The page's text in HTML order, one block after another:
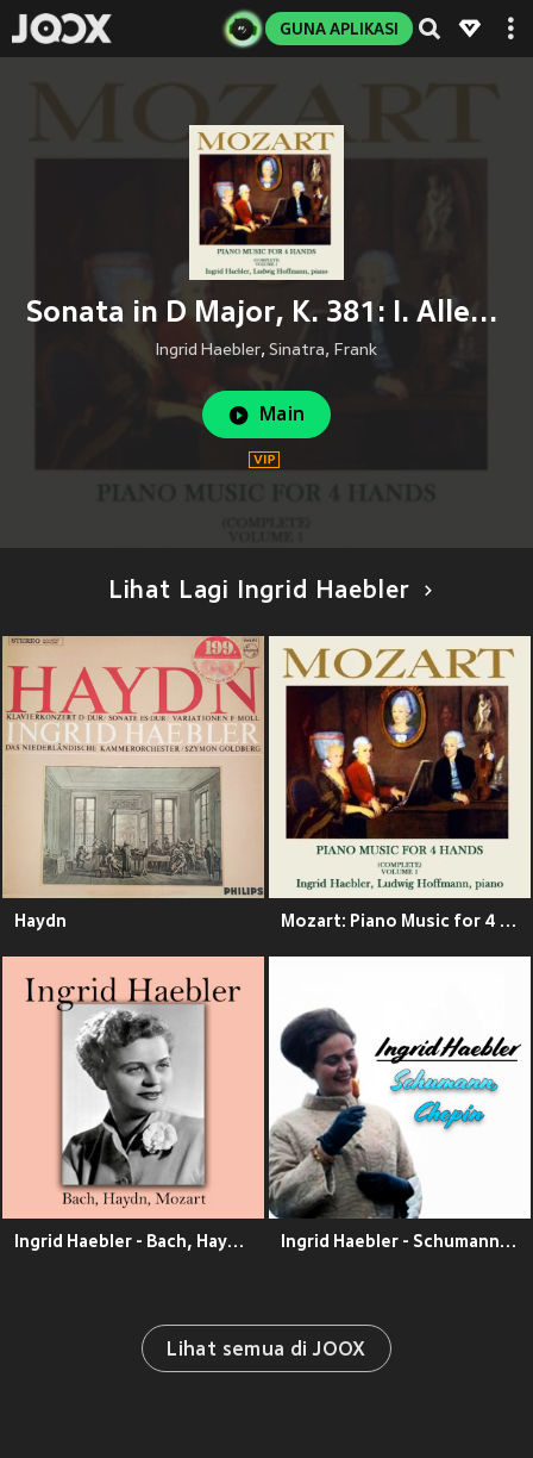
GUNA APLIKASI
Sonata in D Major, K. 381: I. Allegro - II. Andante - Allegro molto
Ingrid Haebler, Sinatra, Frank
Main
Lihat Lagi Ingrid Haebler
Haydn Mozart: Piano Music for 4 Hands
Ingrid Haebler - Bach, Haydn, Mozart Ingrid Haebler - Schumann, Chopin
Lihat semua di JOOX